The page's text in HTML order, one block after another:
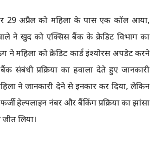
29 अप्रैल को महिला के पास एक कॉल आया,
ने खुद को एक्सिस बैंक के क्रेडिट विभाग का
ने महिला को क्रेडिट कार्ड इंश्योरेंस अपडेट करने
संबंधी प्रक्रिया का हवाला देते हुए जानकारी
ने जानकारी देने से इनकार कर दिया, लेकिन
हेल्पलाइन नंबर और बैंकिंग प्रक्रिया का झांसा
लिया।